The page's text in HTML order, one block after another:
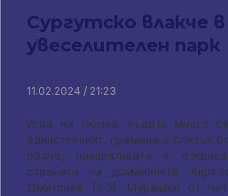
Сургутско влакче в
увеселителен парк
11.02.2024 / 21:23
Игра на люлка, където много
единственият, премина в близък
обаче, инициативата в
страната на домакините:
Дмитриев (5:3), Мурашко от